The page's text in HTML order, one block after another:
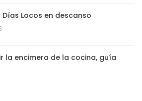
Días Locos en descanso
la encimera de la cocina, guía